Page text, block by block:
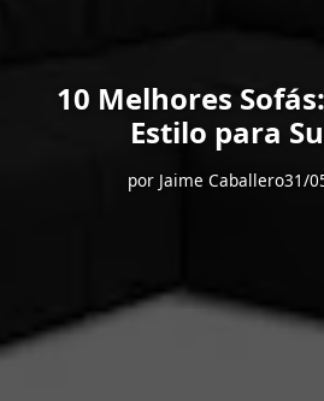
10 Melhores
Estilo para
por Jaime Caballero31/